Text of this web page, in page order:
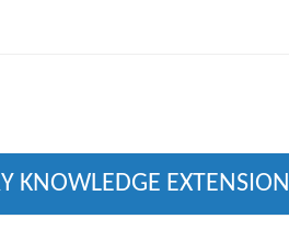
KNOWLEDGE EXTENSION